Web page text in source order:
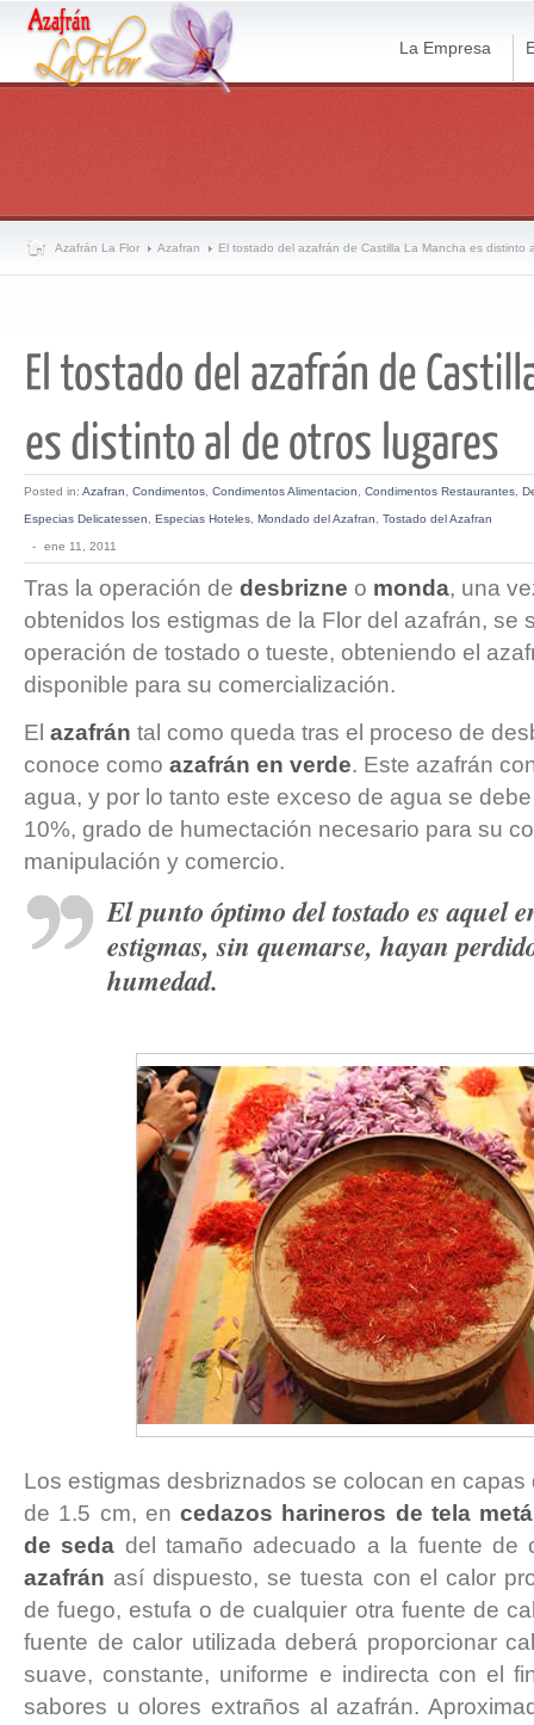
La Empresa
Azafrán La Flor Azafran El tostado del azafrán de Castilla La Mancha es distinto
Posted in: Azafran Condimentos Condimentos Alimentacion Condimentos Restaurantes
Especias Delicatessen Especias Hoteles Mondado del Azafran Tostado del Azafran
- ene 11, 2011
Tras la operación de desbrizne o monda, una
obtenidos los estigmas de la Flor del azafrán, se
operación de tostado o tueste, obteniendo el
disponible para su comercialización.
El azafrán tal como queda tras el proceso de
conoce como azafrán en verde. Este azafrán
agua, y por lo tanto este exceso de agua se
10%, grado de humectación necesario para su
manipulación y comercio.
El punto óptimo del tostado es aquel
estigmas, sin quemarse, hayan
humedad.
Los estigmas desbriznados se colocan en
de 1.5 cm, en cedazos harineros de tela
de seda del tamaño adecuado a la fuente de
azafrán así dispuesto, se tuesta con el calor
de fuego, estufa o de cualquier otra fuente de
fuente de calor utilizada deberá proporcionar
suave, constante, uniforme e indirecta con el
sabores u olores extraños al azafrán.